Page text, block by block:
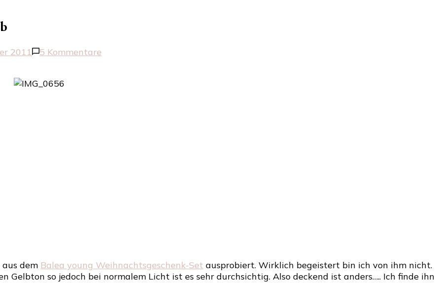
2011 5 Kommentare
dem Balea young Weihnachtsgeschenk-Set ausprobiert. Wirklich begeistert bin ich von ihm nicht.
so jedoch bei normalem Licht ist es sehr durchsichtig. Also deckend ist anders….. Ich finde ihn